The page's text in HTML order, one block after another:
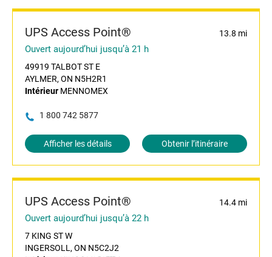
UPS Access Point® 13.8 mi
Ouvert aujourd’hui jusqu’à 21 h
49919 TALBOT ST E
AYLMER, ON N5H2R1
Intérieur MENNOMEX
1 800 742 5877
Afficher les détails Obtenir l’itinéraire
UPS Access Point® 14.4 mi
Ouvert aujourd’hui jusqu’à 22 h
7 KING ST W
INGERSOLL, ON N5C2J2